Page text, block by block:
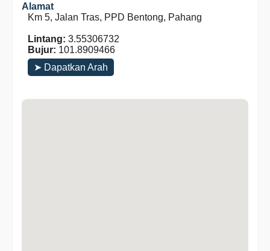
Alamat
Km 5, Jalan Tras, PPD Bentong, Pahang
Lintang: 3.55306732
Bujur: 101.8909466
➤ Dapatkan Arah